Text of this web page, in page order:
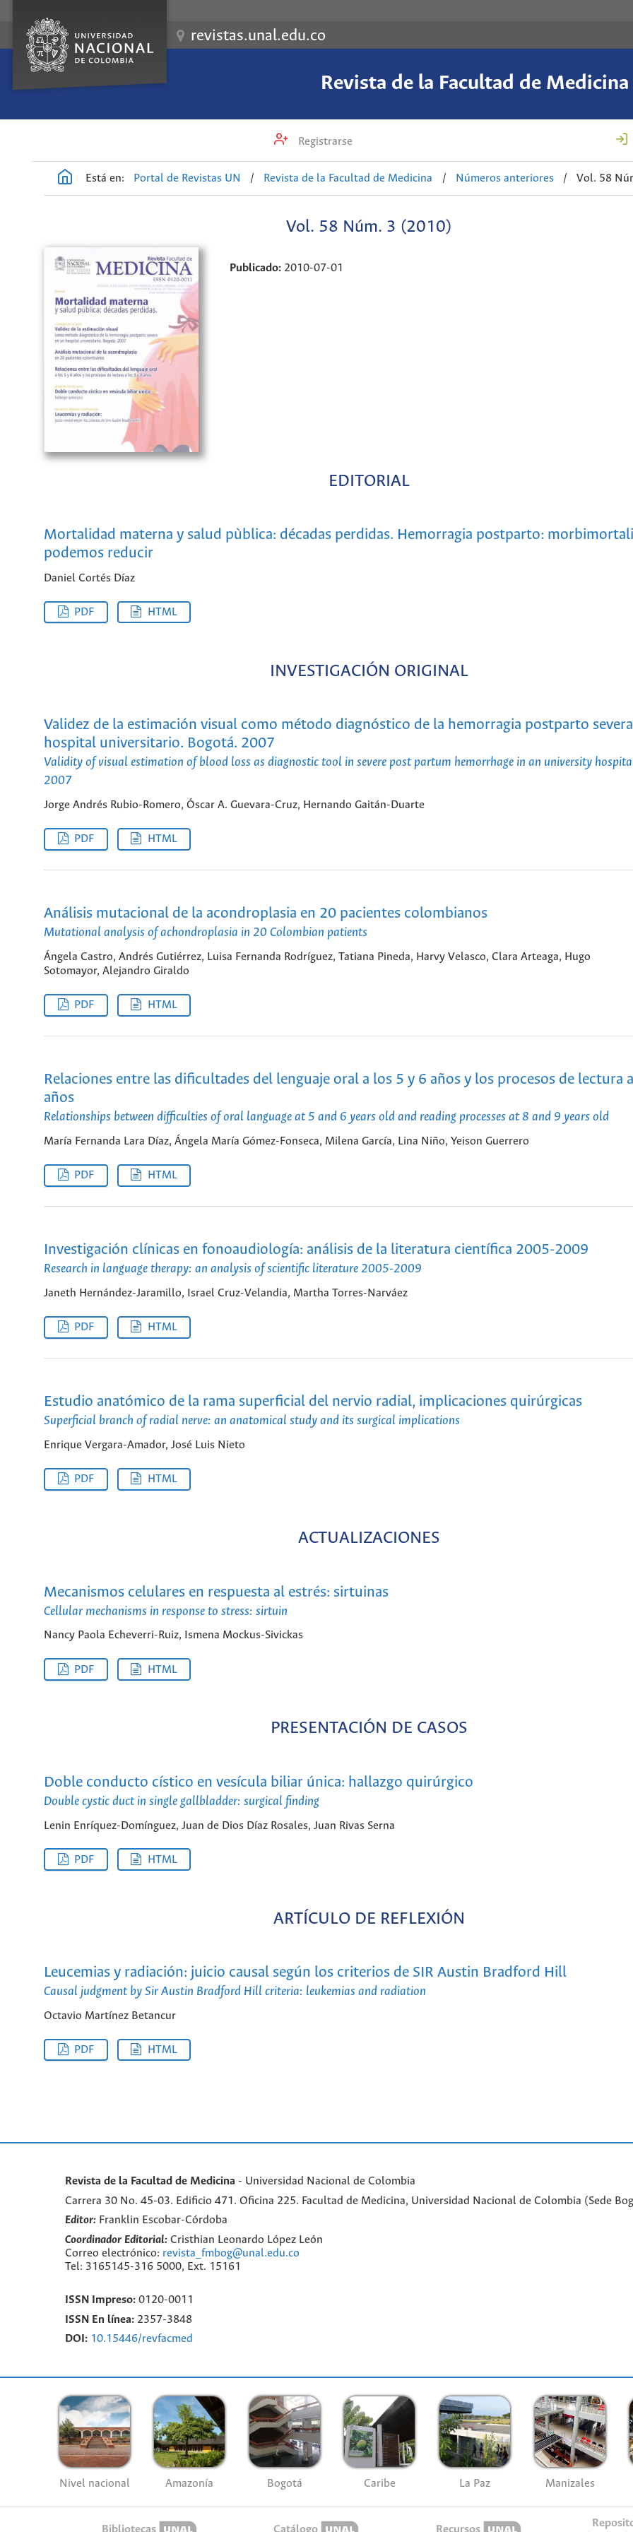
revistas.unal.edu.co
Revista de la Facultad de Medicina
Registrarse
Está en: Portal de Revistas UN / Revista de la Facultad de Medicina / Números anteriores / Vol. 58
Vol. 58 Núm. 3 (2010)
Publicado: 2010-07-01
EDITORIAL
Mortalidad materna y salud pùblica: décadas perdidas. Hemorragia postparto:
podemos reducir
Daniel Cortés Díaz
PDF HTML
INVESTIGACIÓN ORIGINAL
Validez de la estimación visual como método diagnóstico de la hemorragia postparto
hospital universitario. Bogotá. 2007
Validity of visual estimation of blood loss as diagnostic tool in severe post partum hemorrhage in an university
2007
Jorge Andrés Rubio-Romero, Óscar A. Guevara-Cruz, Hernando Gaitán-Duarte
PDF HTML
Análisis mutacional de la acondroplasia en 20 pacientes colombianos
Mutational analysis of achondroplasia in 20 Colombian patients
Ángela Castro, Andrés Gutiérrez, Luisa Fernanda Rodríguez, Tatiana Pineda, Harvy Velasco, Clara Arteaga, Hugo
Sotomayor, Alejandro Giraldo
PDF HTML
Relaciones entre las dificultades del lenguaje oral a los 5 y 6 años y los procesos de lectura
años
Relationships between difficulties of oral language at 5 and 6 years old and reading processes at 8 and 9 years old
María Fernanda Lara Díaz, Ángela María Gómez-Fonseca, Milena García, Lina Niño, Yeison Guerrero
PDF HTML
Investigación clínicas en fonoaudiología: análisis de la literatura científica 2005-2009
Research in language therapy: an analysis of scientific literature 2005-2009
Janeth Hernández-Jaramillo, Israel Cruz-Velandia, Martha Torres-Narváez
PDF HTML
Estudio anatómico de la rama superficial del nervio radial, implicaciones quirúrgicas
Superficial branch of radial nerve: an anatomical study and its surgical implications
Enrique Vergara-Amador, José Luis Nieto
PDF HTML
ACTUALIZACIONES
Mecanismos celulares en respuesta al estrés: sirtuinas
Cellular mechanisms in response to stress: sirtuin
Nancy Paola Echeverri-Ruiz, Ismena Mockus-Sivickas
PDF HTML
PRESENTACIÓN DE CASOS
Doble conducto cístico en vesícula biliar única: hallazgo quirúrgico
Double cystic duct in single gallbladder: surgical finding
Lenin Enríquez-Domínguez, Juan de Dios Díaz Rosales, Juan Rivas Serna
PDF HTML
ARTÍCULO DE REFLEXIÓN
Leucemias y radiación: juicio causal según los criterios de SIR Austin Bradford Hill
Causal judgment by Sir Austin Bradford Hill criteria: leukemias and radiation
Octavio Martínez Betancur
PDF HTML
Revista de la Facultad de Medicina - Universidad Nacional de Colombia
Carrera 30 No. 45-03. Edificio 471. Oficina 225. Facultad de Medicina, Universidad Nacional de Colombia (Sede
Editor: Franklin Escobar-Córdoba
Coordinador Editorial: Cristhian Leonardo López León
Correo electrónico: revista_fmbog@unal.edu.co
Tel: 3165145-316 5000, Ext. 15161
ISSN Impreso: 0120-0011
ISSN En línea: 2357-3848
DOI: 10.15446/revfacmed
Nivel nacional Amazonía Bogotá Caribe La Paz Manizales